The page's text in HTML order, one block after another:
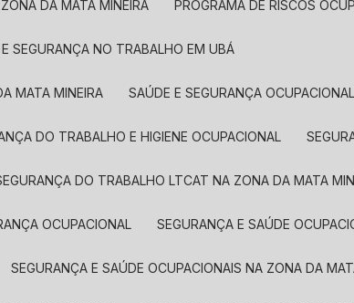
DA MATA MINEIRA PROGRAMA DE RISCOS
E SEGURANÇA NO TRABALHO EM UBÁ
MATA MINEIRA SAÚDE E SEGURANÇA OCUPACIONAL
DO TRABALHO E HIGIENE OCUPACIONAL
SEGURANÇA DO TRABALHO LTCAT NA ZONA DA MATA
OCUPACIONAL SEGURANÇA E SAÚDE
SEGURANÇA E SAÚDE OCUPACIONAIS NA ZONA DA